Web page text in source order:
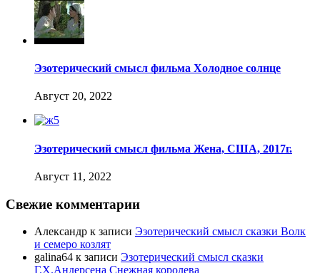
Эзотерический смысл фильма Холодное солнце
Август 20, 2022
Эзотерический смысл фильма Жена, США, 2017г.
Август 11, 2022
Свежие комментарии
Александр к записи Эзотерический смысл сказки Волк
и семеро козлят
galina64 к записи Эзотерический смысл сказки
Г.Х.Андерсена Снежная королева